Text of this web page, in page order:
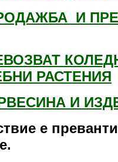
И
РАСТЕНИЯ
И
е